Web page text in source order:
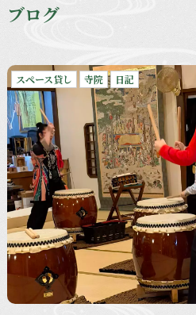
ブログ
スペース貸し 寺院 日記